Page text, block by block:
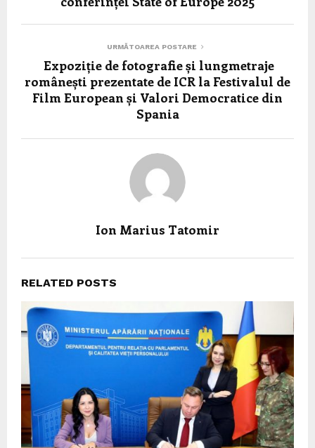
URMĂTOAREA POSTARE
Expoziție de fotografie și lungmetraje
românești prezentate de ICR la Festivalul de
Film European și Valori Democratice din
Spania
Ion Marius Tatomir
RELATED POSTS